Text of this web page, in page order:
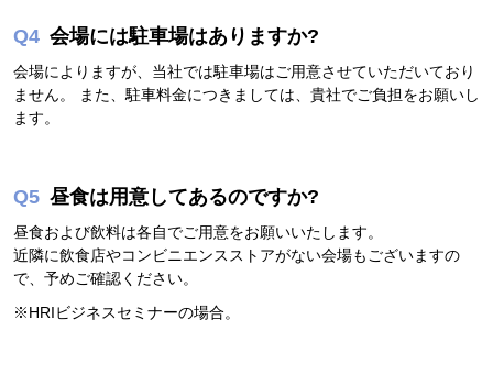
会場には駐車場はありますか?
会場によりますが、当社では駐車場はご用意させていただいており
ません。 また、駐車料金につきましては、貴社でご負担をお願いし
ます。
昼食は用意してあるのですか?
昼食および飲料は各自でご用意をお願いいたします。
近隣に飲食店やコンビニエンスストアがない会場もございますの
で、予めご確認ください。
※HRIビジネスセミナーの場合。